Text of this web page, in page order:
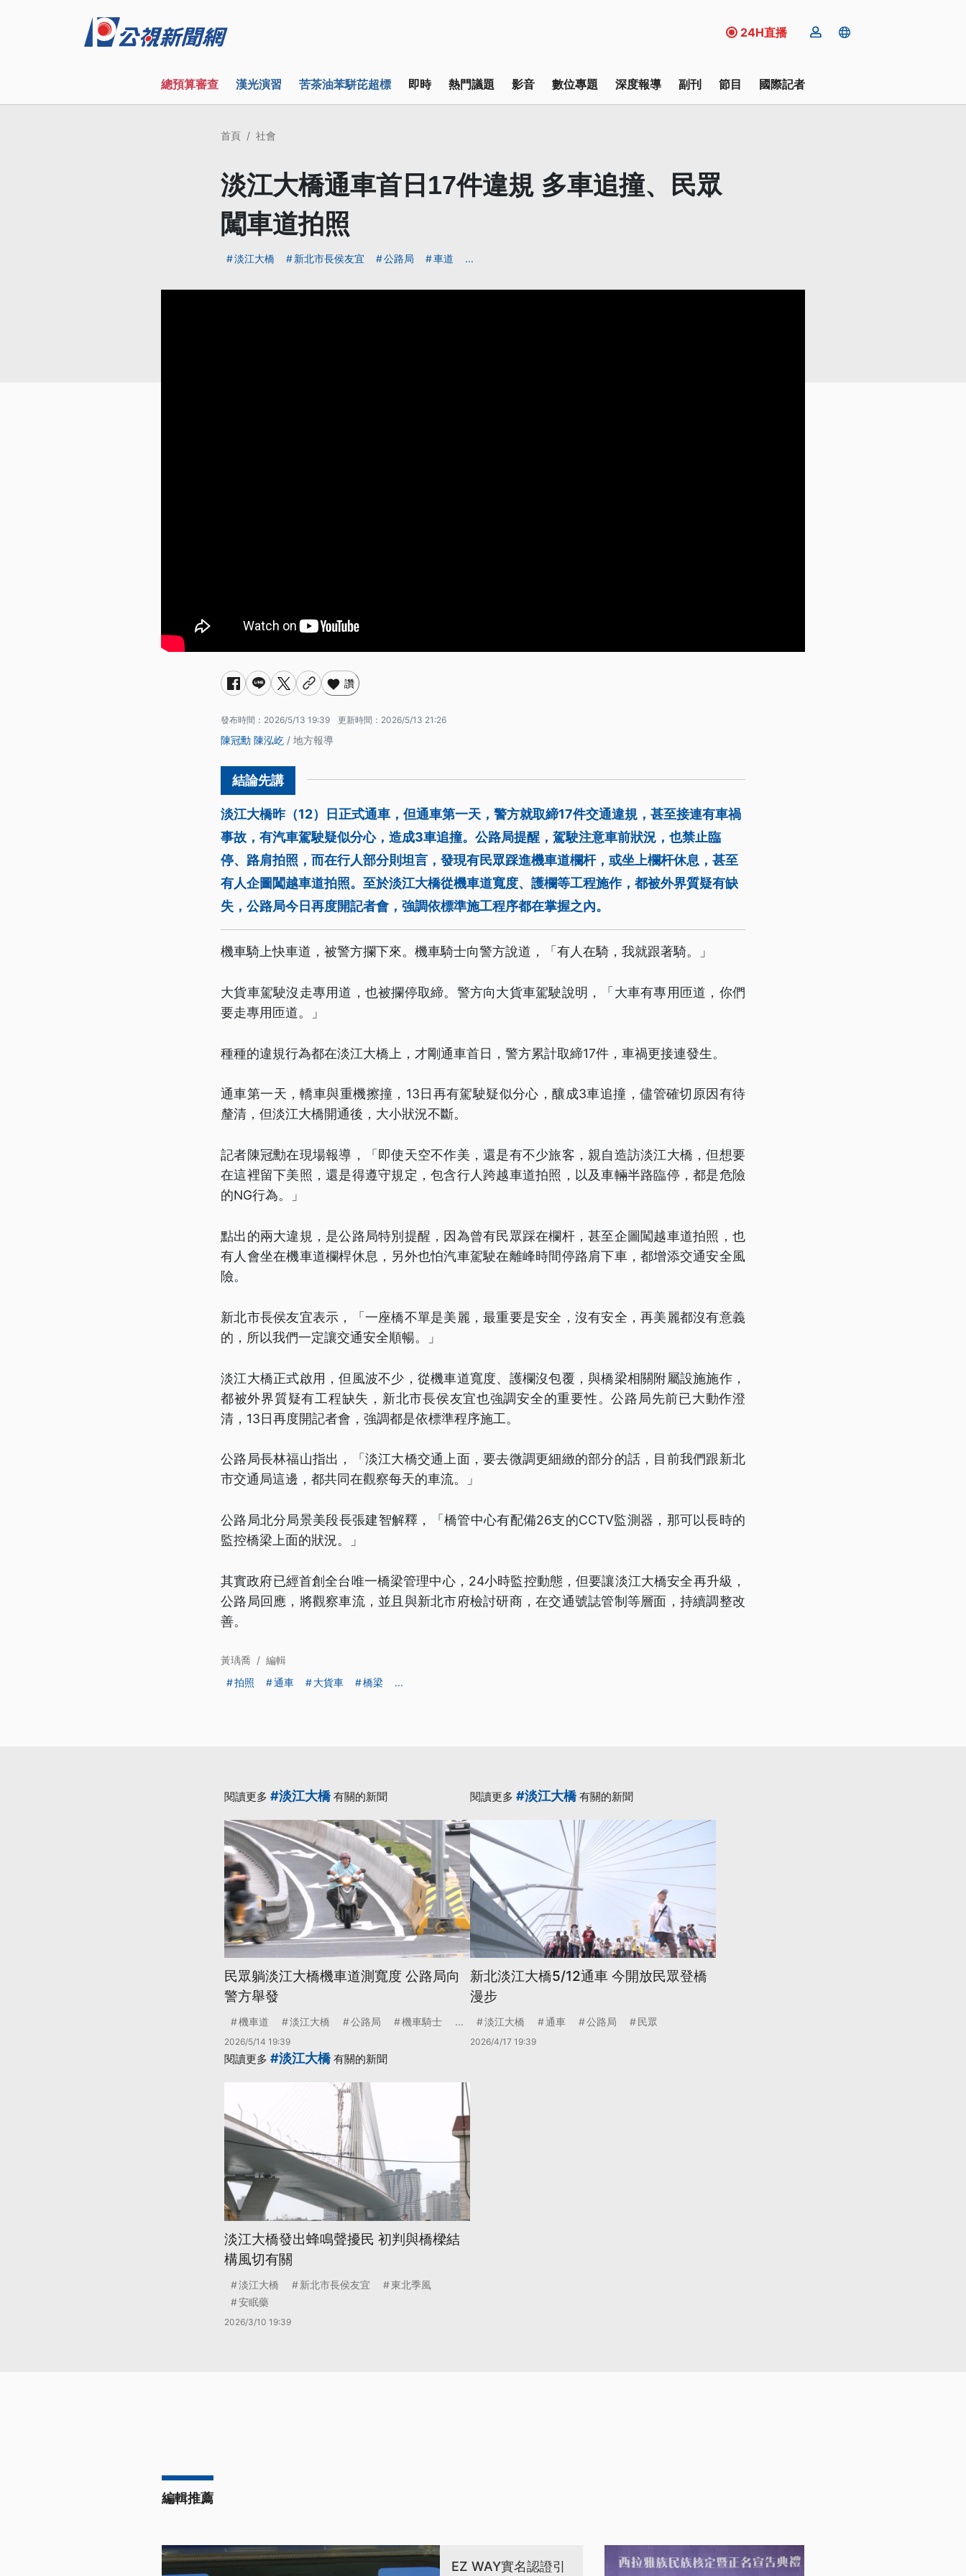
24H直播
總預算審查 漢光演習 苦茶油苯駢芘超標 即時 熱門議題 影音 數位專題 深度報導 副刊 節目 國際記者
首頁 社會
淡江大橋通車首日17件違規 多車追撞、民眾
闖車道拍照
淡江大橋 新北市長侯友宜 公路局 車道 ...
讚
發布時間： 2026/5/13 19:39 更新時間： 2026/5/13 21:26
陳冠勳 陳泓屹 / 地方報導
淡江大橋昨（12）日正式通車，但通車第一天，警方就取締17件交通違規，甚至接連有車禍
事故，有汽車駕駛疑似分心，造成3車追撞。公路局提醒，駕駛注意車前狀況，也禁止臨
停、路肩拍照，而在行人部分則坦言，發現有民眾踩進機車道欄杆，或坐上欄杆休息，甚至
有人企圖闖越車道拍照。至於淡江大橋從機車道寬度、護欄等工程施作，都被外界質疑有缺
失，公路局今日再度開記者會，強調依標準施工程序都在掌握之內。
機車騎上快車道，被警方攔下來。機車騎士向警方說道，「有人在騎，我就跟著騎。」
大貨車駕駛沒走專用道，也被攔停取締。警方向大貨車駕駛說明，「大車有專用匝道，你們
要走專用匝道。」
種種的違規行為都在淡江大橋上，才剛通車首日，警方累計取締17件，車禍更接連發生。
通車第一天，轎車與重機擦撞，13日再有駕駛疑似分心，釀成3車追撞，儘管確切原因有待
釐清，但淡江大橋開通後，大小狀況不斷。
記者陳冠勳在現場報導，「即使天空不作美，還是有不少旅客，親自造訪淡江大橋，但想要
在這裡留下美照，還是得遵守規定，包含行人跨越車道拍照，以及車輛半路臨停，都是危險
的NG行為。」
點出的兩大違規，是公路局特別提醒，因為曾有民眾踩在欄杆，甚至企圖闖越車道拍照，也
有人會坐在機車道欄桿休息，另外也怕汽車駕駛在離峰時間停路肩下車，都增添交通安全風
險。
新北市長侯友宜表示，「一座橋不單是美麗，最重要是安全，沒有安全，再美麗都沒有意義
的，所以我們一定讓交通安全順暢。」
淡江大橋正式啟用，但風波不少，從機車道寬度、護欄沒包覆，與橋梁相關附屬設施施作，
都被外界質疑有工程缺失，新北市長侯友宜也強調安全的重要性。公路局先前已大動作澄
清，13日再度開記者會，強調都是依標準程序施工。
公路局長林福山指出，「淡江大橋交通上面，要去微調更細緻的部分的話，目前我們跟新北
市交通局這邊，都共同在觀察每天的車流。」
公路局北分局景美段長張建智解釋，「橋管中心有配備26支的CCTV監測器，那可以長時的
監控橋梁上面的狀況。」
其實政府已經首創全台唯一橋梁管理中心，24小時監控動態，但要讓淡江大橋安全再升級，
公路局回應，將觀察車流，並且與新北市府檢討研商，在交通號誌管制等層面，持續調整改
善。
黃瑀喬 / 編輯
拍照
通車 大貨車 橋梁 ...
閱讀更多 #淡江大橋有關的新聞
民眾躺淡江大橋機車道測寬度 公路局向
警方舉發
機車道 淡江大橋 公路局 機車騎士 ...
2026/5/14 19:39
閱讀更多 #淡江大橋有關的新聞
新北淡江大橋5/12通車 今開放民眾登橋
漫步
淡江大橋 通車 公路局 民眾
2026/4/17 19:39
閱讀更多 #淡江大橋有關的新聞
淡江大橋發出蜂鳴聲擾民 初判與橋樑結
構風切有關
淡江大橋 新北市長侯友宜
東北季風
安眠藥
2026/3/10 19:39
編輯推薦
EZ WAY實名認證引